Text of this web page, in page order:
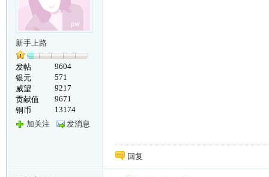
新手上路
发帖
9604
银元
571
威望
9217
贡献值
9671
铜币
13174
加关注
发消息
回复